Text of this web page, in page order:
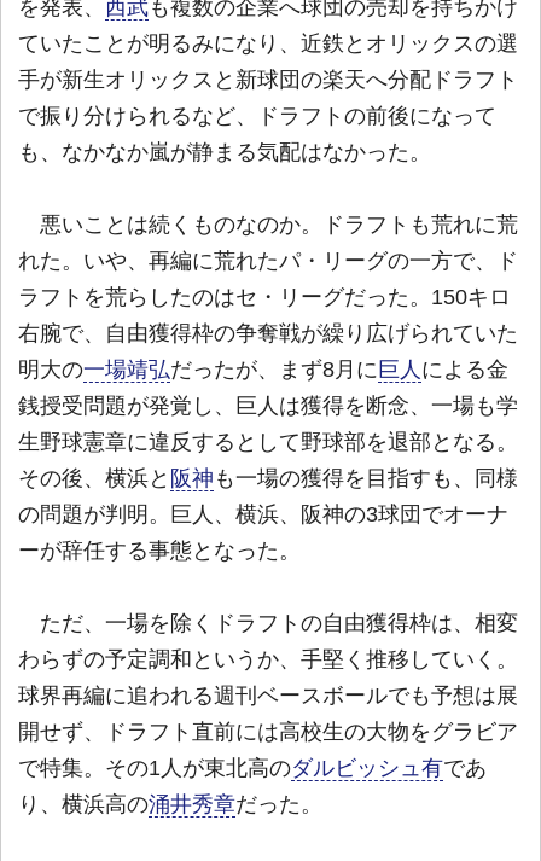
を発表、 西武も複数の企業へ球団の売却を持ちかけ
ていたことが明るみになり、近鉄とオリックスの選
手が新生オリックスと新球団の楽天へ分配ドラフト
で振り分けられるなど、ドラフトの前後になって
も、なかなか嵐が静まる気配はなかった。
悪いことは続くものなのか。ドラフトも荒れに荒
れた。いや、再編に荒れたパ・リーグの一方で、ド
ラフトを荒らしたのはセ・リーグだった。150キロ
右腕で、自由獲得枠の争奪戦が繰り広げられていた
明大の一場靖弘だったが、まず8月に 巨人 による金
銭授受問題が発覚し、巨人は獲得を断念、一場も学
生野球憲章に違反するとして野球部を退部となる。
その後、横浜と 阪神 も一場の獲得を目指すも、同様
の問題が判明。巨人、横浜、阪神の3球団でオーナ
ーが辞任する事態となった。
ただ、一場を除くドラフトの自由獲得枠は、相変
わらずの予定調和というか、手堅く推移していく。
球界再編に追われる週刊ベースボールでも予想は展
開せず、ドラフト直前には高校生の大物をグラビア
で特集。その1人が東北高のダルビッシュ有であ
り、横浜高の涌井秀章だった。